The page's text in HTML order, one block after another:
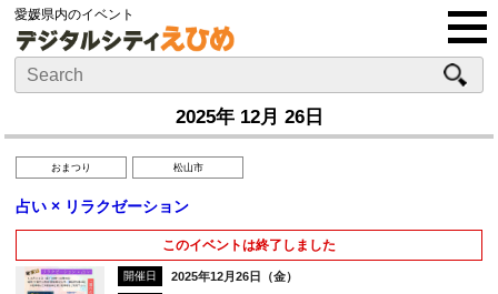
愛媛県内のイベント
2025年 12月 26日
おまつり 松山市
占い × リラクゼーション
このイベントは終了しました
開催日 2025年12月26日（金）